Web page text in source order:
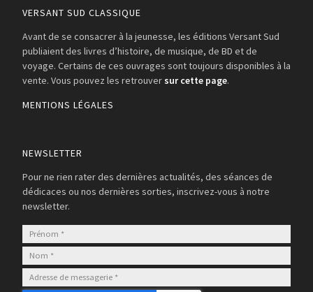
VERSANT SUD CLASSIQUE
Avant de se consacrer à la jeunesse, les éditions Versant Sud
publiaient des livres d’histoire, de musique, de BD et de
voyage. Certains de ces ouvrages sont toujours disponibles à la
vente. Vous pouvez les retrouver sur cette page.
MENTIONS LÉGALES
NEWSLETTER
Pour ne rien rater des dernières actualités, des séances de
dédicaces ou nos dernières sorties, inscrivez-vous à notre
newsletter.